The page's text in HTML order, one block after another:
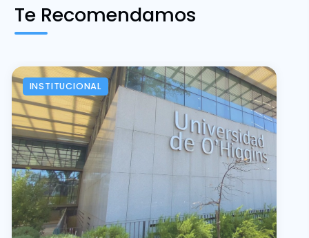
Te Recomendamos
INSTITUCIONAL